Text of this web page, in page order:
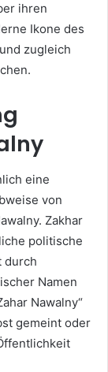
ihren
Ikone des
zugleich
eine
von
Zakhar
politische
durch
Namen
Nawalny“
gemeint oder